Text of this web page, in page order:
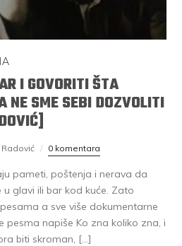
I GOVORITI ŠTA
NE SME SEBI DOZVOLITI
0 komentara
pameti, poštenja i nerava da
u glavi ili bar kod kuće. Zato
a sve više dokumentarne
pesma napiše Ko zna koliko zna, i
biti skroman, […]